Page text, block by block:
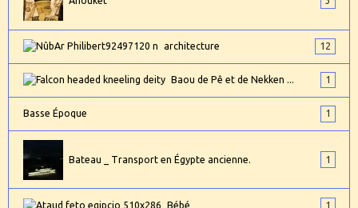
architecture 12
Baou de Pê et de Nekken ... 1
Basse Époque 1
Bateau _ Transport en Égypte ancienne. 1
Bébé 1